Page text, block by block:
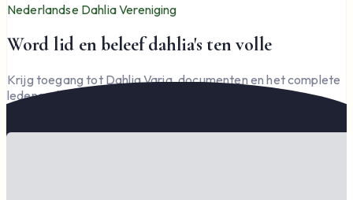
Nederlandse Dahlia Vereniging
Word lid en beleef dahlia's ten volle
Krijg toegang tot Dahlia Varia, documenten en het complete
ledengedeelte — en steun de vereniging.